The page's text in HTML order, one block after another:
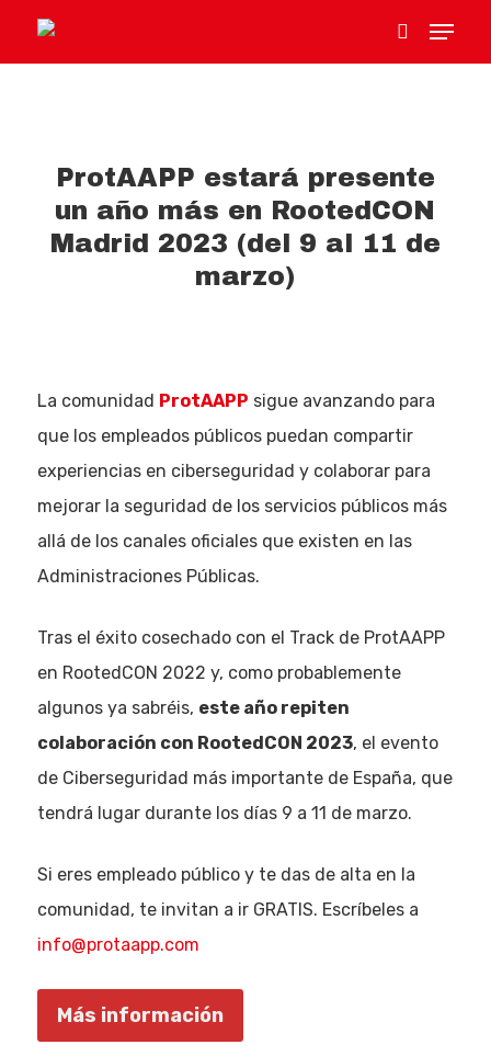
ProtAAPP estará presente
un año más en RootedCON
Madrid 2023 (del 9 al 11 de
marzo)
La comunidad ProtAAPP sigue avanzando para
que los empleados públicos puedan compartir
experiencias en ciberseguridad y colaborar para
mejorar la seguridad de los servicios públicos más
allá de los canales oficiales que existen en las
Administraciones Públicas.
Tras el éxito cosechado con el Track de ProtAAPP
en RootedCON 2022 y, como probablemente
algunos ya sabréis, este año repiten
colaboración con RootedCON 2023, el evento
de Ciberseguridad más importante de España, que
tendrá lugar durante los días 9 a 11 de marzo.
Si eres empleado público y te das de alta en la
comunidad, te invitan a ir GRATIS. Escríbeles a
info@protaapp.com
Más información